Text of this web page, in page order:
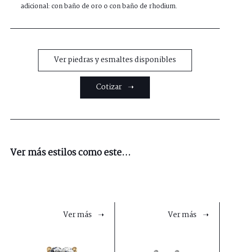
adicional: con baño de oro o con baño de rhodium.
Ver piedras y esmaltes disponibles
Cotizar ➝
Ver más estilos como este...
Ver más ➝ Ver más ➝